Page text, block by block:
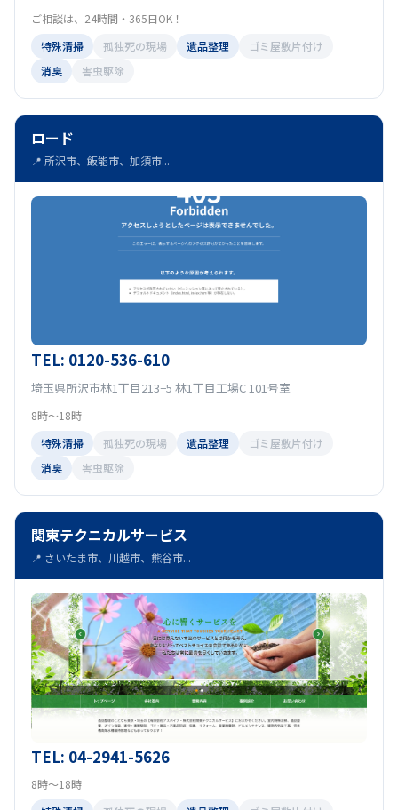
ご相談は、24時間・365日OK！
特殊清掃
孤独死の現場 遺品整理
ゴミ屋敷片付け
消臭
害虫駆除
ロード
📍 所沢市、飯能市、加須市...
TEL: 0120-536-610
埼玉県所沢市林1丁目213−5 林1丁目工場C 101号室
8時～18時
特殊清掃
孤独死の現場 遺品整理
ゴミ屋敷片付け
消臭
害虫駆除
関東テクニカルサービス
📍 さいたま市、川越市、熊谷市...
TEL: 04-2941-5626
8時～18時